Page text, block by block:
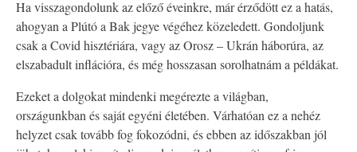
Ha visszagondolunk az előző éveinkre, már érződött ez a hatás,
ahogyan a Plútó a Bak jegye végéhez közeledett. Gondoljunk
csak a Covid hisztériára, vagy az Orosz – Ukrán háborúra, az
elszabadult inflációra, és még hosszasan sorolhatnám a példákat.
Ezeket a dolgokat mindenki megérezte a világban,
országunkban és saját egyéni életében. Várhatóan ez a nehéz
helyzet csak tovább fog fokozódni, és ebben az időszakban jól